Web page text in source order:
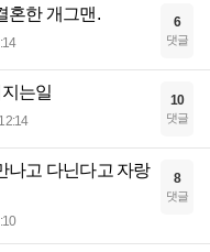
혼한 개그맨. 6
댓글
는일
12:14
10
댓글
나고 다닌다고 자랑
8
댓글